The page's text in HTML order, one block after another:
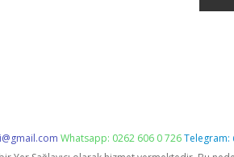
Whatsapp: 0262 606 0 726Telegram: